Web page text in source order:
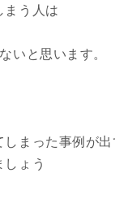
まう人は
いと思います。
まった事例が出
ょう